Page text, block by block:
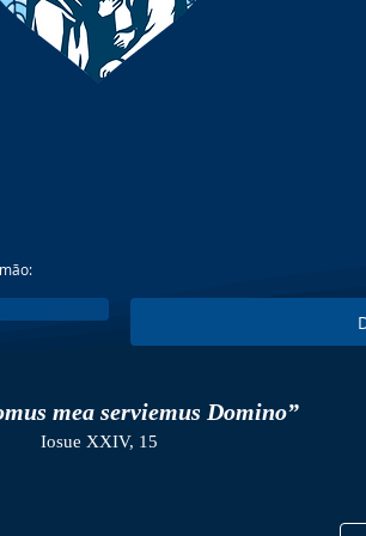
mea serviemus Domino”
Iosue XXIV, 15